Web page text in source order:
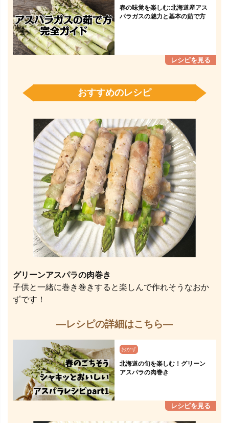
春の味覚を楽しむ:北海道産アス
パラガスの魅力と基本の茹で方
おすすめのレシピ
グリーンアスパラの肉巻き
子供と一緒に巻き巻きすると楽しんで作れそうなおか
ずです！
—レシピの詳細はこちら—
おかず
北海道の旬を楽しむ！グリーン
アスパラの肉巻き